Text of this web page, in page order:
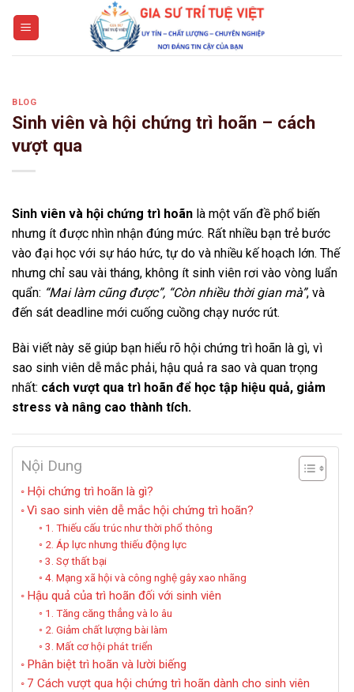
BLOG
Sinh viên và hội chứng trì hoãn – cách
vượt qua
Sinh viên và hội chứng trì hoãn là một vấn đề phổ biến
nhưng ít được nhìn nhận đúng mức. Rất nhiều bạn trẻ bước
vào đại học với sự háo hức, tự do và nhiều kế hoạch lớn. Thế
nhưng chỉ sau vài tháng, không ít sinh viên rơi vào vòng luẩn
quẩn: “Mai làm cũng được”, “Còn nhiều thời gian mà”, và
đến sát deadline mới cuống cuồng chạy nước rút.
Bài viết này sẽ giúp bạn hiểu rõ hội chứng trì hoãn là gì, vì
sao sinh viên dễ mắc phải, hậu quả ra sao và quan trọng
nhất: cách vượt qua trì hoãn để học tập hiệu quả, giảm
stress và nâng cao thành tích.
Nội Dung
Hội chứng trì hoãn là gì?
Vì sao sinh viên dễ mắc hội chứng trì hoãn?
1. Thiếu cấu trúc như thời phổ thông
2. Áp lực nhưng thiếu động lực
3. Sợ thất bại
4. Mạng xã hội và công nghệ gây xao nhãng
Hậu quả của trì hoãn đối với sinh viên
1. Tăng căng thẳng và lo âu
2. Giảm chất lượng bài làm
3. Mất cơ hội phát triển
Phân biệt trì hoãn và lười biếng
7 Cách vượt qua hội chứng trì hoãn dành cho sinh viên